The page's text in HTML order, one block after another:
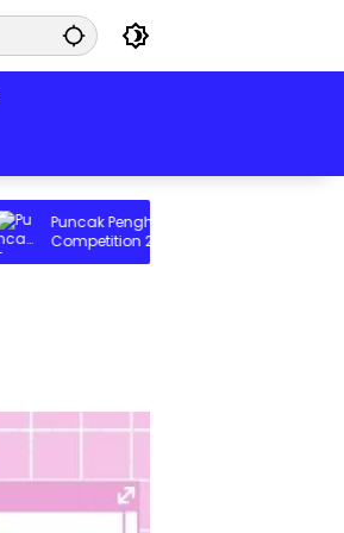
Puncak Penghargaan JNE Content
Competition 2026, Wadah Kreativitas
Anak Bangsa